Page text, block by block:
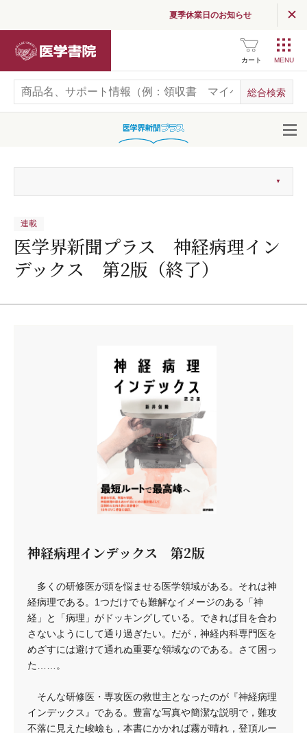
夏季休業日のお知らせ
カート
連載
医学界新聞プラス 神経病理イン
デックス 第2版（終了）
神経病理インデックス 第2版
多くの研修医が頭を悩ませる医学領域がある。それは神
経病理である。1つだけでも難解なイメージのある「神
経」と「病理」がドッキングしている。できれば目を合わ
さないようにして通り過ぎたい。だが，神経内科専門医を
めざすには避けて通れぬ重要な領域なのである。さて困っ
た……。
そんな研修医・専攻医の救世主となったのが『神経病理
インデックス』である。豊富な写真や簡潔な説明で，難攻
不落に見えた峻嶮も，本書にかかれば霧が晴れ，登頂ルー